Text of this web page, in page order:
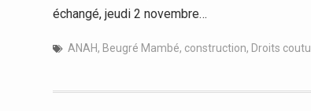
échangé, jeudi 2 novembre…
ANAH, Beugré Mambé, construction, Droits